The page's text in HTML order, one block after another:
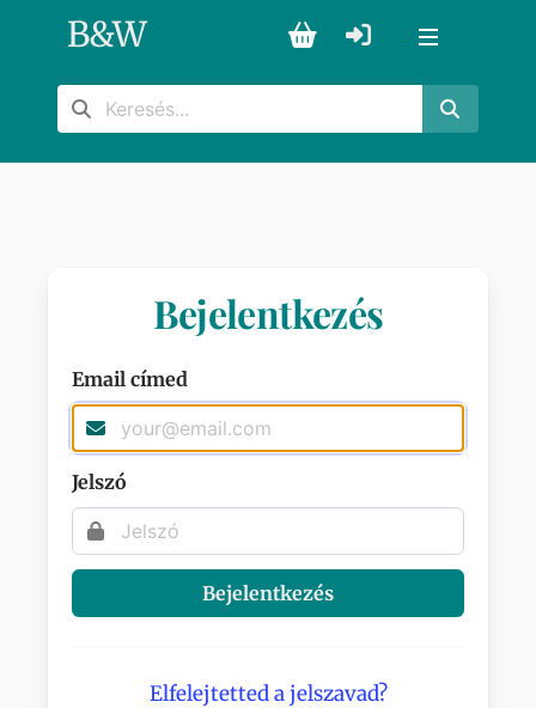
B&W
Bejelentkezés
Email címed
Jelszó
Bejelentkezés
Elfelejtetted a jelszavad?